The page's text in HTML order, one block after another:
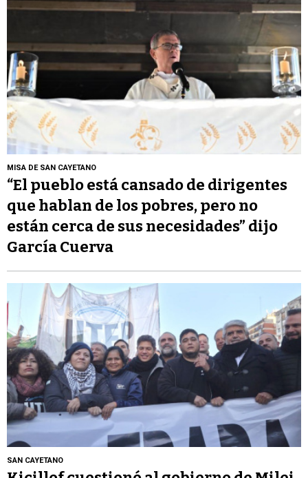
MISA DE SAN CAYETANO
“El pueblo está cansado de dirigentes
que hablan de los pobres, pero no
están cerca de sus necesidades” dijo
García Cuerva
SAN CAYETANO